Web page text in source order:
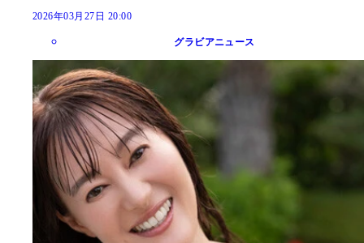
2026年03月27日 20:00
グラビアニュース